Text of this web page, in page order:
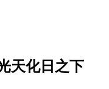
天化日之下